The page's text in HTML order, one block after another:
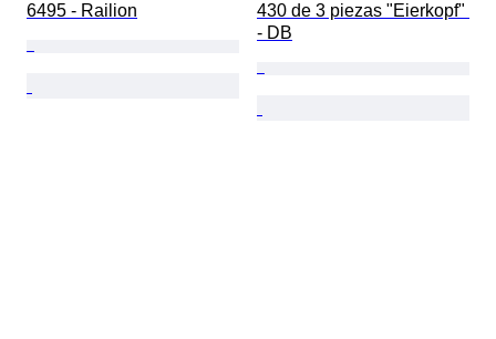
6495 - Railion
430 de 3 piezas "Eierkopf"
- DB